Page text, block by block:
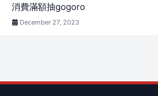
消費滿額抽gogoro
December 27, 2023